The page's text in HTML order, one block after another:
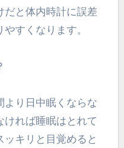
だと体内時計に誤差
すくなります。
より日中眠くならな
ければ睡眠はとれて
キリと目覚めると